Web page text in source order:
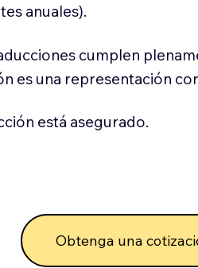
anuales).
cumplen
es una representación
está asegurado.
Obtenga una